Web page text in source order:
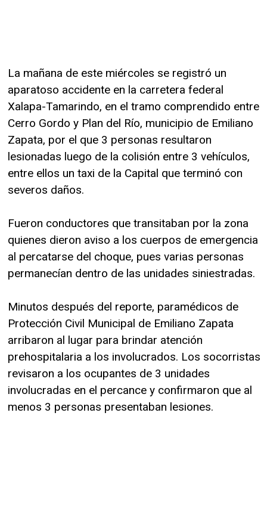
La mañana de este miércoles se registró un
aparatoso accidente en la carretera federal
Xalapa-Tamarindo, en el tramo comprendido entre
Cerro Gordo y Plan del Río, municipio de Emiliano
Zapata, por el que 3 personas resultaron
lesionadas luego de la colisión entre 3 vehículos,
entre ellos un taxi de la Capital que terminó con
severos daños.
Fueron conductores que transitaban por la zona
quienes dieron aviso a los cuerpos de emergencia
al percatarse del choque, pues varias personas
permanecían dentro de las unidades siniestradas.
Minutos después del reporte, paramédicos de
Protección Civil Municipal de Emiliano Zapata
arribaron al lugar para brindar atención
prehospitalaria a los involucrados. Los socorristas
revisaron a los ocupantes de 3 unidades
involucradas en el percance y confirmaron que al
menos 3 personas presentaban lesiones.